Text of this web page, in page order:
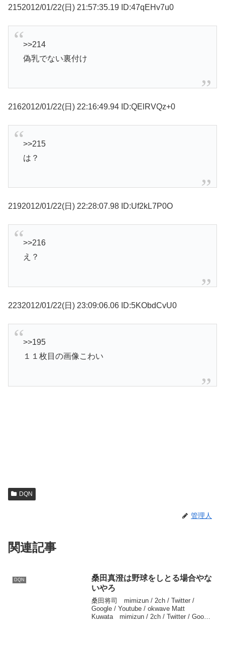
2152012/01/22(日) 21:57:35.19 ID:47qEHv7u0
>>214
偽乳でない裏付け
2162012/01/22(日) 22:16:49.94 ID:QElRVQz+0
>>215
は？
2192012/01/22(日) 22:28:07.98 ID:Uf2kL7P0O
>>216
え？
2232012/01/22(日) 23:09:06.06 ID:5KObdCvU0
>>195
１１枚目の画像こわい
DQN
管理人
関連記事
DQN
桑田真澄は野球をしとる場合やな
いやろ
桑田将司 mimizun / 2ch / Twitter /
Google / Youtube / okwave Matt
Kuwata mimizun / 2ch / Twitter / Google